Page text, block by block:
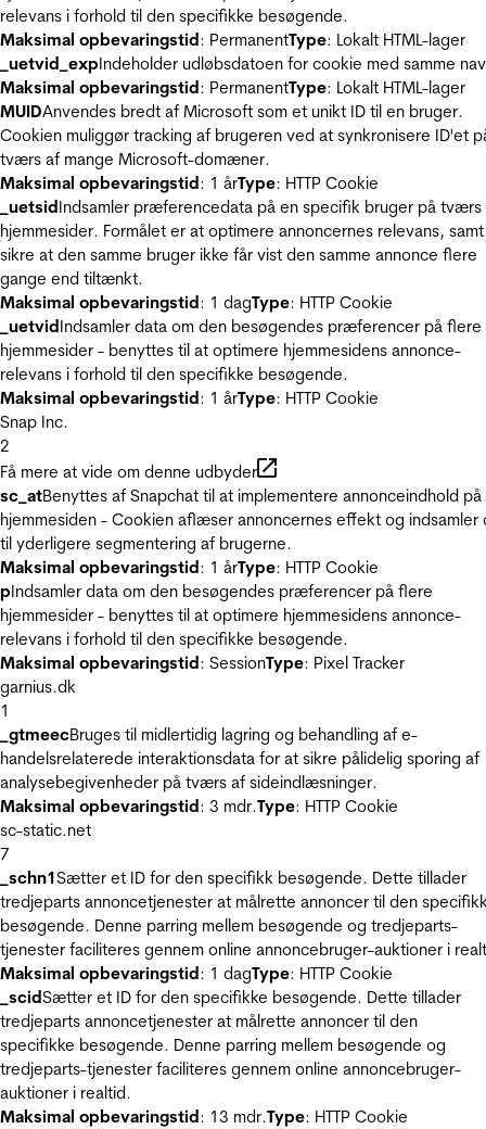
relevans i forhold til den specifikke besøgende.
Maksimal opbevaringstid: PermanentType: Lokalt HTML-lager
_uetvid_expIndeholder udløbsdatoen for cookie med samme
Maksimal opbevaringstid: PermanentType: Lokalt HTML-lager
MUIDAnvendes bredt af Microsoft som et unikt ID til en bruger.
Cookien muliggør tracking af brugeren ved at synkronisere ID'et
tværs af mange Microsoft-domæner.
Maksimal opbevaringstid: 1 årType: HTTP Cookie
_uetsidIndsamler præferencedata på en specifik bruger på tværs
hjemmesider. Formålet er at optimere annoncernes relevans, samt
sikre at den samme bruger ikke får vist den samme annonce flere
gange end tiltænkt.
Maksimal opbevaringstid: 1 dagType: HTTP Cookie
_uetvidIndsamler data om den besøgendes præferencer på flere
hjemmesider - benyttes til at optimere hjemmesidens annonce-
relevans i forhold til den specifikke besøgende.
Maksimal opbevaringstid: 1 årType: HTTP Cookie
Snap Inc.
2
Få mere at vide om denne udbyder
sc_atBenyttes af Snapchat til at implementere annonceindhold på
hjemmesiden - Cookien aflæser annoncernes effekt og indsamler
til yderligere segmentering af brugerne.
Maksimal opbevaringstid: 1 årType: HTTP Cookie
pIndsamler data om den besøgendes præferencer på flere
hjemmesider - benyttes til at optimere hjemmesidens annonce-
relevans i forhold til den specifikke besøgende.
Maksimal opbevaringstid: SessionType: Pixel Tracker
garnius.dk
1
_gtmeecBruges til midlertidig lagring og behandling af e-
handelsrelaterede interaktionsdata for at sikre pålidelig sporing af
analysebegivenheder på tværs af sideindlæsninger.
Maksimal opbevaringstid: 3 mdr.Type: HTTP Cookie
sc-static.net
7
_schn1Sætter et ID for den specifikk besøgende. Dette tillader
tredjeparts annoncetjenester at målrette annoncer til den
besøgende. Denne parring mellem besøgende og tredjeparts-
tjenester faciliteres gennem online annoncebruger-auktioner i
Maksimal opbevaringstid: 1 dagType: HTTP Cookie
_scidSætter et ID for den specifikke besøgende. Dette tillader
tredjeparts annoncetjenester at målrette annoncer til den
specifikke besøgende. Denne parring mellem besøgende og
tredjeparts-tjenester faciliteres gennem online annoncebruger-
auktioner i realtid.
Maksimal opbevaringstid: 13 mdr.Type: HTTP Cookie